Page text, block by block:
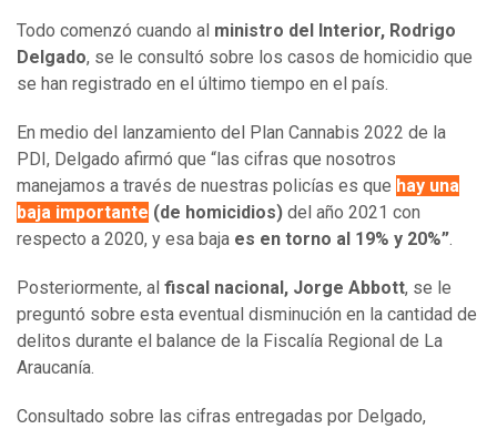
Todo comenzó cuando al ministro del Interior, Rodrigo
Delgado, se le consultó sobre los casos de homicidio que
se han registrado en el último tiempo en el país.
En medio del lanzamiento del Plan Cannabis 2022 de la
PDI, Delgado afirmó que “las cifras que nosotros
manejamos a través de nuestras policías es que hay una
baja importante (de homicidios) del año 2021 con
respecto a 2020, y esa baja es en torno al 19% y 20%”.
Posteriormente, al fiscal nacional, Jorge Abbott, se le
preguntó sobre esta eventual disminución en la cantidad de
delitos durante el balance de la Fiscalía Regional de La
Araucanía.
Consultado sobre las cifras entregadas por Delgado,